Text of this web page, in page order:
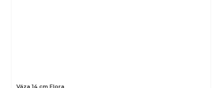
Váza 14 cm Flora